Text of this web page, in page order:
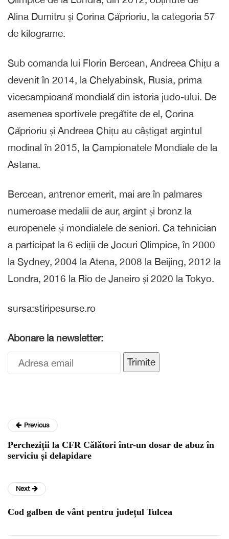
Alina Dumitru și Corina Căprioriu, la categoria 57
de kilograme.
Sub comanda lui Florin Bercean, Andreea Chițu a
devenit în 2014, la Chelyabinsk, Rusia, prima
vicecampioană mondială din istoria judo-ului. De
asemenea sportivele pregătite de el, Corina
Căprioriu și Andreea Chițu au câștigat argintul
modinal în 2015, la Campionatele Mondiale de la
Astana.
Bercean, antrenor emerit, mai are în palmares
numeroase medalii de aur, argint și bronz la
europenele și mondialele de seniori. Ca tehnician
a participat la 6 ediții de Jocuri Olimpice, în 2000
la Sydney, 2004 la Atena, 2008 la Beijing, 2012 la
Londra, 2016 la Rio de Janeiro și 2020 la Tokyo.
sursa:stiripesurse.ro
Abonare la newsletter:
Trimite
Previous
Percheziții la CFR Călători într-un dosar de abuz în
serviciu și delapidare
Next
Cod galben de vânt pentru județul Tulcea